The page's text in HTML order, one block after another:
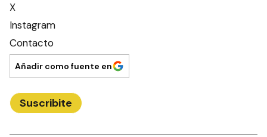
X
Instagram
Contacto
Añadir como fuente en
Suscribite